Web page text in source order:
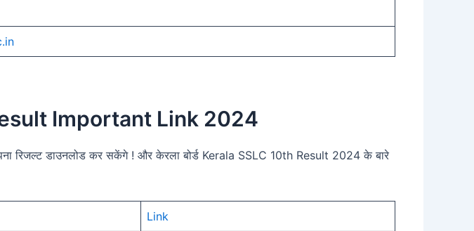
Important Link 2024
रिजल्ट डाउनलोड कर सकेंगे ! और केरला बोर्ड Kerala SSLC 10th Result 2024 के बारे
Link